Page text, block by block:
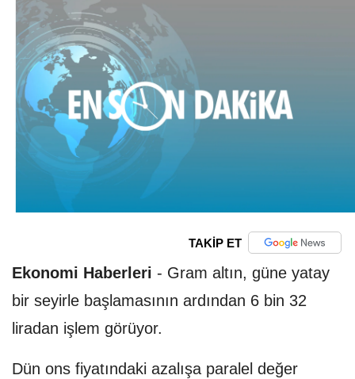
TAKİP ET
Ekonomi Haberleri - Gram altın, güne yatay
bir seyirle başlamasının ardından 6 bin 32
liradan işlem görüyor.
Dün ons fiyatındaki azalışa paralel değer